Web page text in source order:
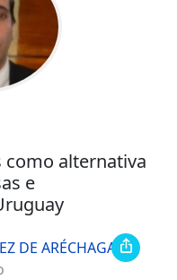
como alternativa
e
DE ARÉCHAGA (*)